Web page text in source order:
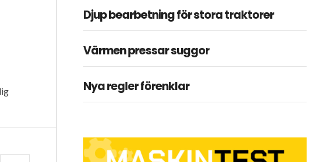
Djup bearbetning för stora traktorer
Värmen pressar suggor
Nya regler förenklar